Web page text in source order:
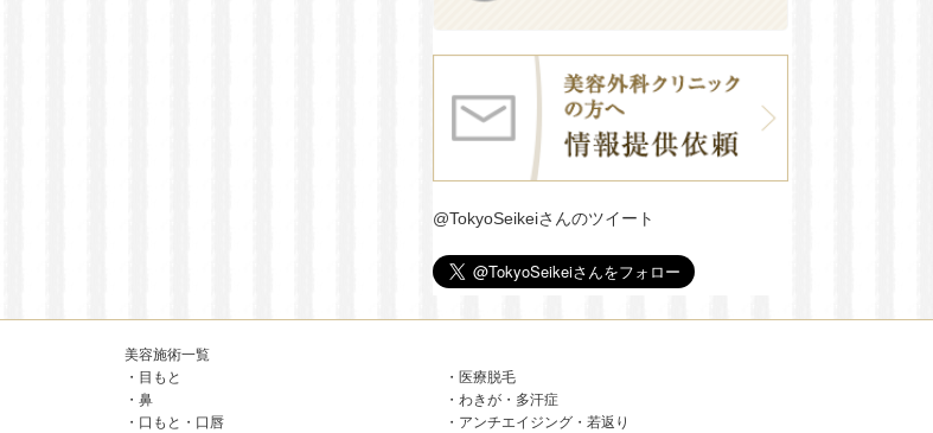
@TokyoSeikeiさんのツイート
美容施術一覧
・ 目もと
・ 鼻
・ 口もと・口唇
・ 医療脱毛
・ わきが・多汗症
・ アンチエイジング・若返り